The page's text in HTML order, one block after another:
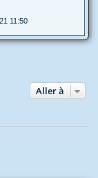
11:50
Aller à